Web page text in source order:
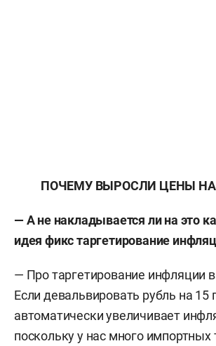
ПОЧЕМУ ВЫРОСЛИ ЦЕНЫ НА
— А не накладывается ли на это
идея фикс таргетирование
— Про таргетирование инфляции
Если девальвировать рубль на 15
автоматически увеличивает
поскольку у нас много импортных